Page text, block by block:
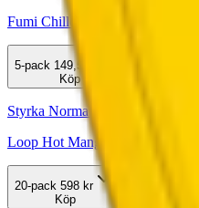
Fumi Chilled Cherry 2
5-pack 149,50 kr
Köp
Styrka Normal · Slim
Loop Hot Mango Strong
20-pack 598 kr
Köp